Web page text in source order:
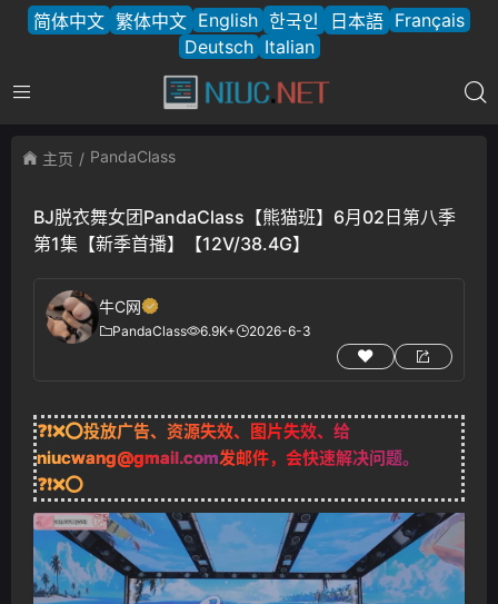
简体中文 繁体中文 English 한국인 日本語 Français
Deutsch Italian
主页 PandaClass
BJ脱衣舞女团PandaClass【熊猫班】6月02日第八季
第1集【新季首播】【12V/38.4G】
牛C网
PandaClass 6.9K+ 2026-6-3
❓❗❌⭕投放广告、资源失效、图片失效、给
niucwang@gmail.com发邮件，会快速解决问题。
❓❗❌⭕